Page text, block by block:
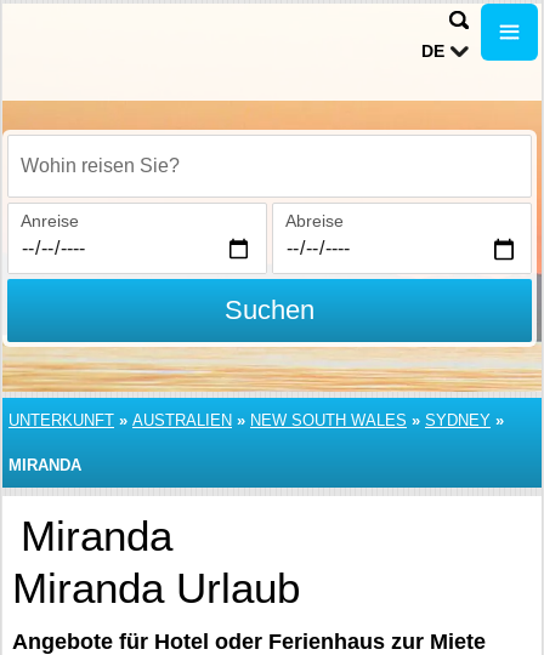
DE
Wohin reisen Sie?
Anreise Abreise
Suchen
UNTERKUNFT » AUSTRALIEN » NEW SOUTH WALES » SYDNEY »
MIRANDA
Miranda
Miranda Urlaub
Angebote für Hotel oder Ferienhaus zur Miete